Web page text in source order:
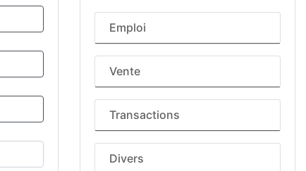
Emploi
Vente
Transactions
Divers